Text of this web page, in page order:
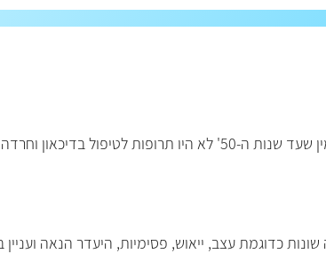
היום, כאשר למעלה מ-50 מיליון איש משתמשים בפרוזאק ובפיתוחים שונים של התרופה, קשה
כדוגמת עצב, ייאוש, פסימיות, היעדר הנאה ועניין